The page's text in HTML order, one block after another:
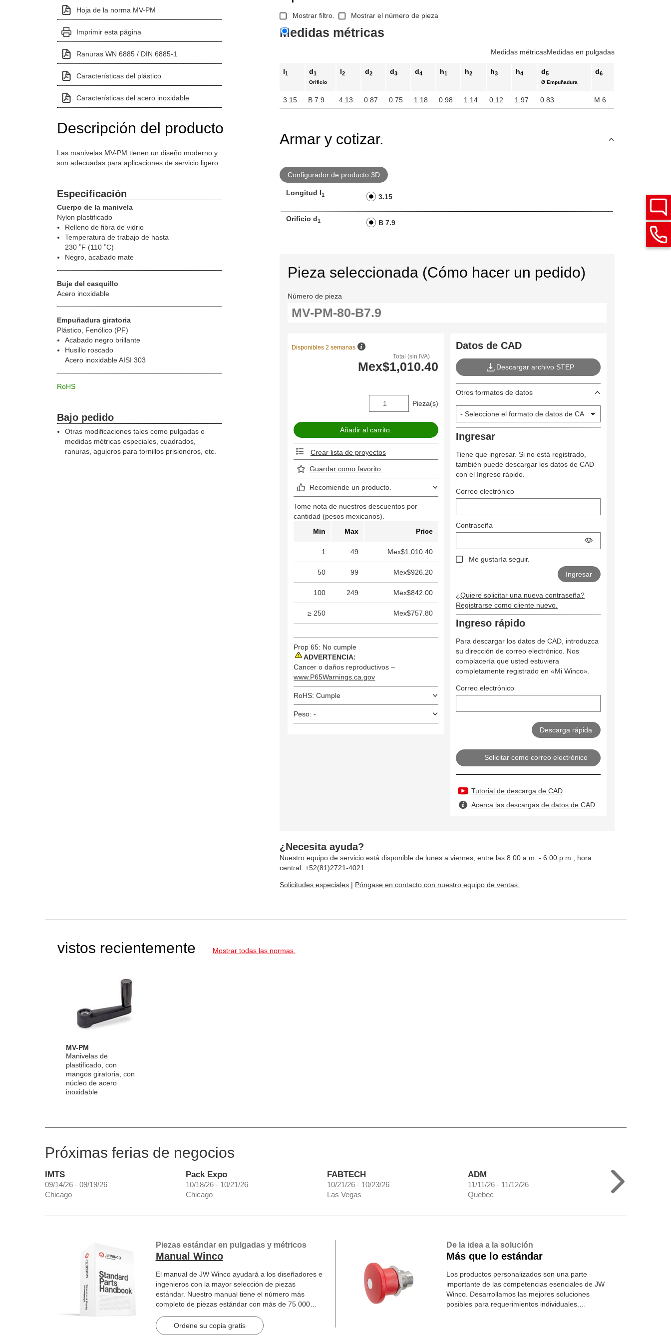
Hoja de la norma MV-PM
Imprimir esta página
Ranuras WN 6885 / DIN 6885-1
Características del plástico
Características del acero inoxidable
Descripción del producto
Las manivelas MV-PM tienen un diseño moderno y
son adecuadas para aplicaciones de servicio ligero.
Especificación
Cuerpo de la manivela
Nylon plastificado
Relleno de fibra de vidrio
Temperatura de trabajo de hasta
230 ˚F (110 ˚C)
Negro, acabado mate
Buje del casquillo
Acero inoxidable
Empuñadura giratoria
Plástico, Fenólico (PF)
Acabado negro brillante
Husillo roscado
Acero inoxidable AISI 303
RoHS
Bajo pedido
Otras modificaciones tales como pulgadas o
medidas métricas especiales, cuadrados,
ranuras, agujeros para tornillos prisioneros, etc.
Mostrar filtro. Mostrar el número de pieza
Medidas métricas
Medidas métricasMedidas en pulgadas
l1 d1
Orificio
l2 d2 d3 d4 h1 h2 h3 h4 d5
Ø Empuñadura
d6
3.15 B 7.9 4.13 0.87 0.75 1.18 0.98 1.14 0.12 1.97 0.83 M 6
Armar y cotizar.
Configurador de producto 3D
Longitud l1 3.15
Orificio d1 B 7.9
Pieza seleccionada (Cómo hacer un pedido)
Número de pieza
Total (sin IVA)
Mex$1,010.40
Disponibles 2 semanas
Pieza(s)
Crear lista de proyectos
Guardar como favorito.
Recomiende un producto.
Tome nota de nuestros descuentos por
cantidad (pesos mexicanos).
Min
Max Price
1 49 Mex$1,010.40
50 99 Mex$926.20
100 249 Mex$842.00
≥ 250 Mex$757.80
Prop 65: No cumple
ADVERTENCIA:
Cancer o daños reproductivos –
www.P65Warnings.ca.gov
RoHS: Cumple
Peso: -
Datos de CAD
Descargar archivo STEP
Otros formatos de datos
Ingresar
Tiene que ingresar. Si no está registrado,
también puede descargar los datos de CAD
con el Ingreso rápido.
Correo electrónico
Contraseña
Me gustaría seguir.
¿Quiere solicitar una nueva contraseña?
Registrarse como cliente nuevo.
Ingreso rápido
Para descargar los datos de CAD, introduzca
su dirección de correo electrónico. Nos
complacería que usted estuviera
completamente registrado en «Mi Winco».
Correo electrónico
Solicitar como correo electrónico
Tutorial de descarga de CAD
Acerca las descargas de datos de CAD
¿Necesita ayuda?
Nuestro equipo de servicio está disponible de lunes a viernes, entre las 8:00 a.m. - 6:00 p.m., hora
central: +52(81)2721-4021
Solicitudes especiales | Póngase en contacto con nuestro equipo de ventas.
vistos recientemente Mostrar todas las normas.
MV-PM
Manivelas de
plastificado, con
mangos giratoria, con
núcleo de acero
inoxidable
Próximas ferias de negocios
IMTS
09/14/26 - 09/19/26
Chicago
Pack Expo
10/18/26 - 10/21/26
Chicago
FABTECH
10/21/26 - 10/23/26
Las Vegas
ADM
11/11/26 - 11/12/26
Quebec
Piezas estándar en pulgadas y métricos
Manual Winco
El manual de JW Winco ayudará a los diseñadores e
ingenieros con la mayor selección de piezas
estándar. Nuestro manual tiene el número más
completo de piezas estándar con más de 75 000
artículos en 2184 páginas.
Ordene su copia gratis
De la idea a la solución
Más que lo estándar
Los productos personalizados son una parte
importante de las competencias esenciales de JW
Winco. Desarrollamos las mejores soluciones
posibles para requerimientos individuales.